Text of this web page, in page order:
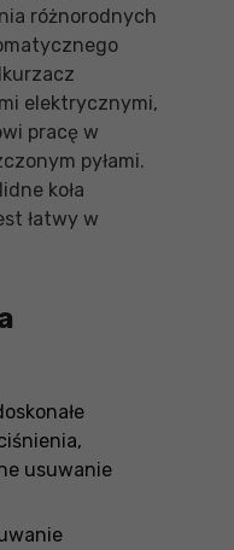
różnorodnych
elektrycznymi,
pracę w
pyłami.
koła
łatwy w
usuwanie